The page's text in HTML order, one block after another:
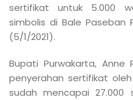
sertifikat untuk 5.000
simbolis di Bale Paseban
(5/1/2021).
Bupati Purwakarta, Anne
penyerahan sertifikat
sudah mencapai 27.000